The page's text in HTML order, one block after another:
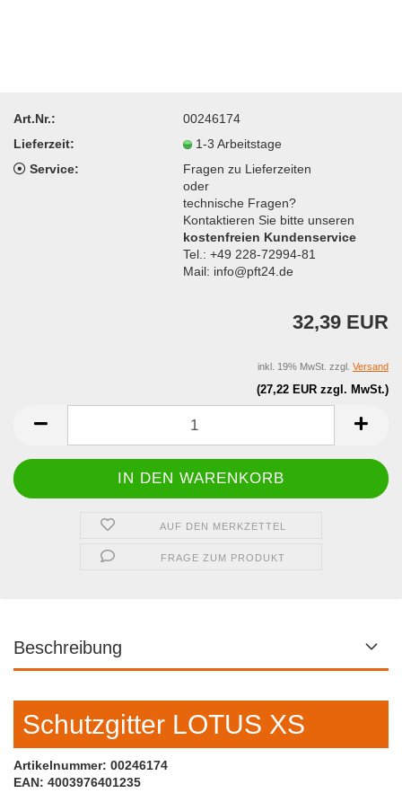
Art.Nr.:
00246174
Lieferzeit:
1-3 Arbeitstage
Service:
Fragen zu Lieferzeiten
oder
technische Fragen?
Kontaktieren Sie bitte unseren
kostenfreien Kundenservice
Tel.: +49 228-72994-81
Mail: info@pft24.de
32,39 EUR
(27,22 EUR zzgl. MwSt.)
inkl. 19% MwSt. zzgl. Versand
AUF DEN MERKZETTEL
FRAGE ZUM PRODUKT
Beschreibung
Schutzgitter LOTUS XS
Artikelnummer: 00246174
EAN: 4003976401235